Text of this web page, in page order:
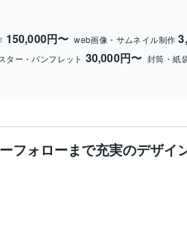
150,000円〜 web画像・サムネイル制作
ター・パンフレット 30,000円〜 封筒・紙
フォローまで充実のデザイ